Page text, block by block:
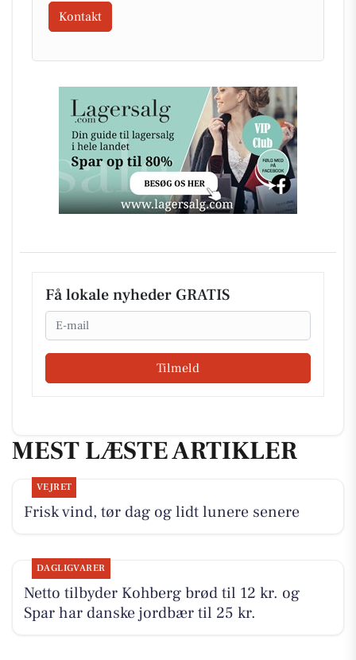
Kontakt
Få lokale nyheder GRATIS
Email
Tilmeld
MEST LÆSTE ARTIKLER
VEJRET
Frisk vind, tør dag og lidt lunere senere
DAGLIGVARER
Netto tilbyder Kohberg brød til 12 kr. og
Spar har danske jordbær til 25 kr.